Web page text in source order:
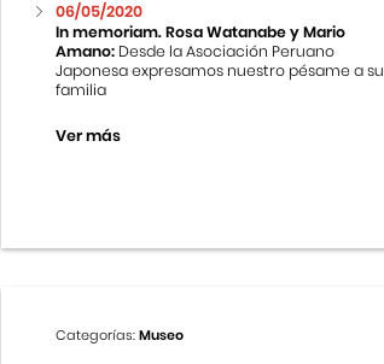
06/05/2020
In memoriam. Rosa Watanabe y Mario
Amano: Desde la Asociación Peruano
Japonesa expresamos nuestro pésame a su
familia
Ver más
Categorías:Museo